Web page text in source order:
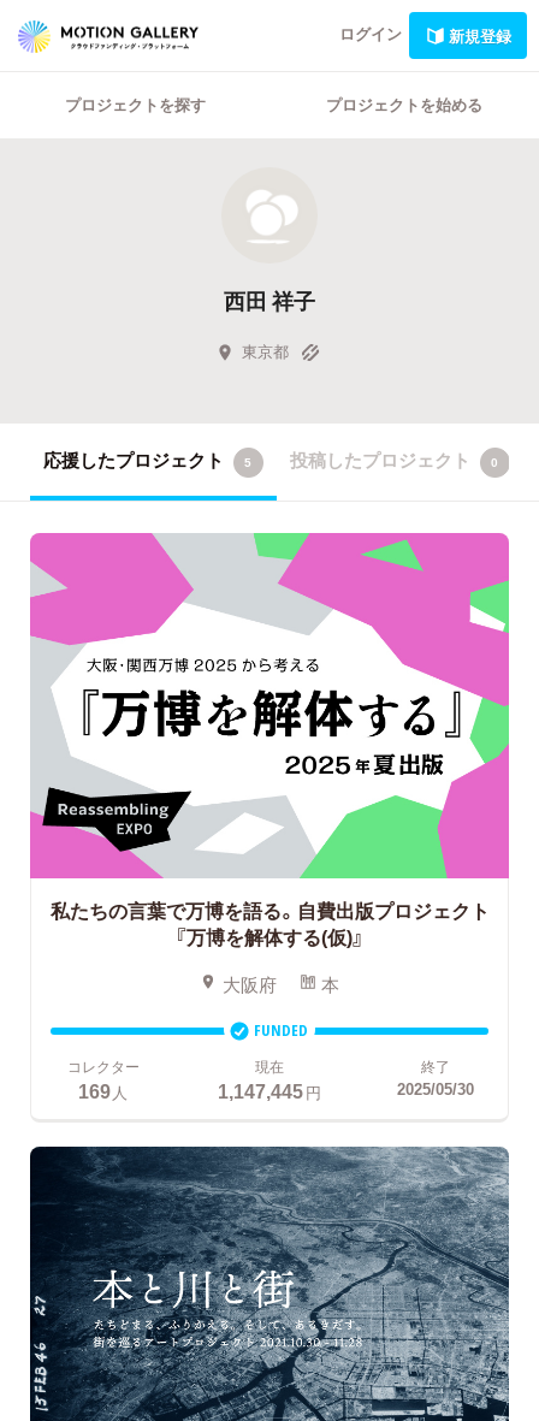
ログイン 新規登録
プロジェクトを探す プロジェクトを始める
西田 祥子
東京都
応援したプロジェクト 5 投稿したプロジェクト 0
私たちの言葉で万博を語る。自費出版プロジェクト
『万博を解体する(仮)』
大阪府 本
FUNDED
コレクター
169 人
現在
1,147,445円
終了
2025/05/30